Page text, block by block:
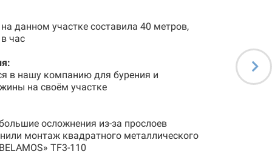
данном участке составила 40 метров,
час
в нашу компанию для бурения и
на своём участке
осложнения из-за прослоев
монтаж квадратного металлического
TF3-110